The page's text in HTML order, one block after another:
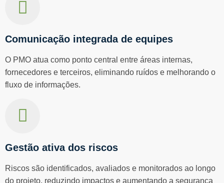
Comunicação integrada de equipes
O PMO atua como ponto central entre áreas internas,
fornecedores e terceiros, eliminando ruídos e melhorando o
fluxo de informações.
Gestão ativa dos riscos
Riscos são identificados, avaliados e monitorados ao longo
do projeto, reduzindo impactos e aumentando a segurança